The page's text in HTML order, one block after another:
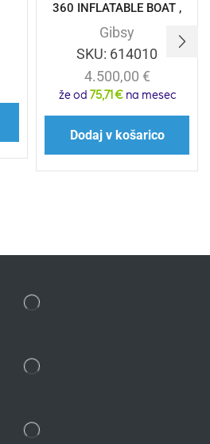
360 INFLATABLE BOAT ,
Gibsy
SKU: 614010
4.500,00 €
že od 75,71 €na mesec
Dodaj v košarico